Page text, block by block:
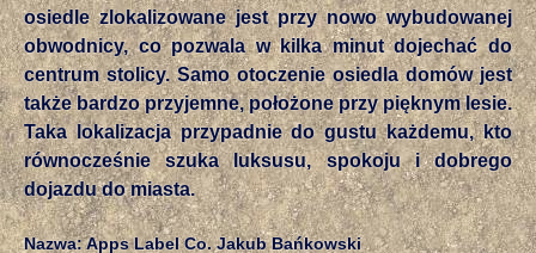
osiedle zlokalizowane jest przy nowo wybudowanej
obwodnicy, co pozwala w kilka minut dojechać do
centrum stolicy. Samo otoczenie osiedla domów jest
także bardzo przyjemne, położone przy pięknym lesie.
Taka lokalizacja przypadnie do gustu każdemu, kto
równocześnie szuka luksusu, spokoju i dobrego
dojazdu do miasta.
Nazwa: Apps Label Co. Jakub Bańkowski